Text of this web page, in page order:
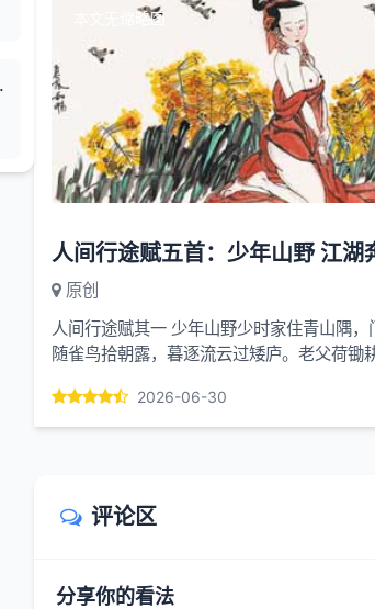
本文无缩略图
原创
人间行途赋其一 少年山野少时家住青山隅
随雀鸟拾朝露，暮逐流云过矮庐。老父荷锄
2026-06-30
评论区
分享你的看法